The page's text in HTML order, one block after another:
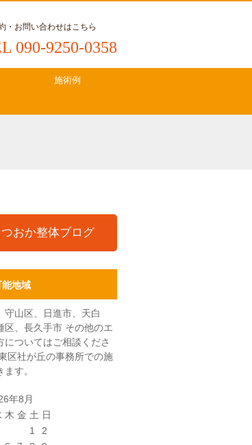
・お問い合わせはこちら
090-9250-0358
施術例
つおか整体ブログ
能地域
守山区、日進市、天白
区、長久手市 その他のエ
についてはご相談くださ
区社が丘の事務所での施
す。
年8月
木 金 土 日
1
2